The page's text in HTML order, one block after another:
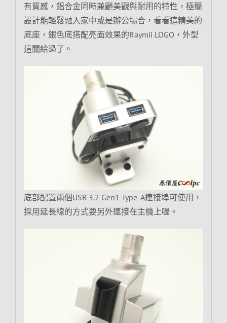
有質感，鋁合金同時兼顧美觀與耐用的特性，極簡
設計能輕鬆融入家中或是辦公場合，看看這精美的
底座，銀色底搭配亮面效果的Raymii LOGO，外型
這關給過了。
底部配置兩個USB 3.2 Gen1 Type-A連接埠可使用，
採用延長線的方式要另外連接在主機上喔。